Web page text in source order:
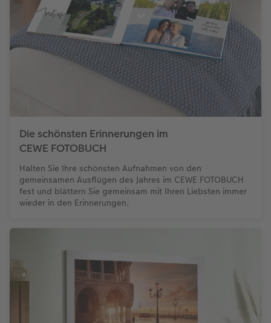
Die schönsten Erinnerungen im
CEWE FOTOBUCH
Halten Sie Ihre schönsten Aufnahmen von den
gemeinsamen Ausflügen des Jahres im CEWE FOTOBUCH
fest und blättern Sie gemeinsam mit Ihren Liebsten immer
wieder in den Erinnerungen.